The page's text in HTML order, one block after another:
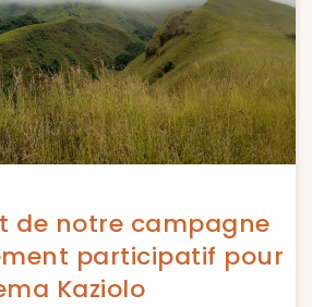
de notre campagne
participatif pour
Kaziolo